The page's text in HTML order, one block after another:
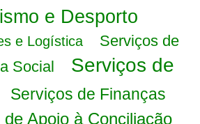
e Desporto
e Logística
Serviços de
Social
Serviços de
Serviços de Finanças
Apoio à Conciliação